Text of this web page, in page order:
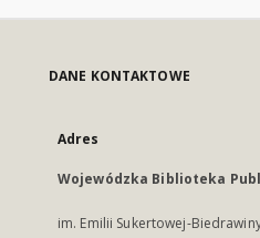
DANE KONTAKTOWE
Adres
Wojewódzka Biblioteka
im. Emilii Sukertowej-